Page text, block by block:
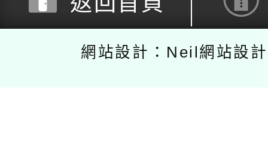
網站設計：Neil網站設